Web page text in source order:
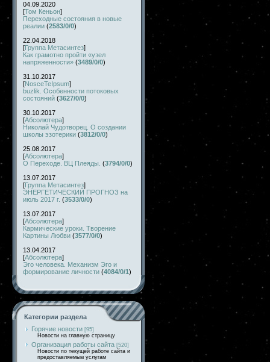
04.09.2020
[Том Кеньон]
Переходные состояния в новые
реалии (2583/0/0)
22.04.2018
[Группа Метасинтез]
Как грамотно пройти «узел
напряженности» (3489/0/0)
31.10.2017
[NosceTeIpsum]
buzlik. Особенности потоковых
состояний (3627/0/0)
30.10.2017
[Абсолютера]
Николай Чудотворец. О создании
школы эзотерики (3812/0/0)
25.08.2017
[Абсолютера]
О Переходе. ВЦ Плеяды. (3794/0/0)
13.07.2017
[Группа Метасинтез]
ЭНЕРГЕТИЧЕСКИЙ ПРОГНОЗ на
июль 2017 г. (3533/0/0)
13.07.2017
[Абсолютера]
Кармические уроки. Творение
Картины Любви (3577/0/0)
13.04.2017
[Абсолютера]
Эго человека. Механизм Эго и
формирование личности (4084/0/1)
Категории раздела
Горячие новости [95]
Новости на главную страницу
Организация работы сайта [520]
Новости по текущей работе сайта и
предоставляемым услугам